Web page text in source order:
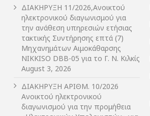
ΔIΑΚΗΡΥΞΗ 11/2026,Ανοικτού
ηλεκτρονικού διαγωνισμού για
την ανάθεση υπηρεσιών ετήσιας
τακτικής Συντήρησης επτά (7)
Μηχανημάτων Αιμοκάθαρσης
NIKKISO DBB-05 για το Γ. Ν. Κιλκίς
August 3, 2026
ΔIΑΚΗΡΥΞΗ ΑΡIΘΜ. 10/2026
Ανοικτού ηλεκτρονικού
διαγωνισμού για την προμήθεια